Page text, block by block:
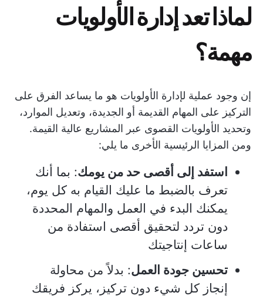
لماذا تعد إدارة الأولويات
مهمة؟
إن وجود عملية لإدارة الأولويات هو ما يساعد الفرق على
التركيز على المهام القديمة أو الجديدة، وتعديل الموارد،
وتحديد الأولويات القصوى عبر المشاريع عالية القيمة.
ومن المزايا الرئيسية الأخرى ما يلي:
استفد إلى أقصى حد من يومك: بما أنك
تعرف بالضبط ما عليك القيام به كل يوم،
يمكنك البدء في العمل والمهام المحددة
دون تردد لتحقيق أقصى استفادة من
ساعات إنتاجيتك
تحسين جودة العمل: بدلاً من محاولة
إنجاز كل شيء دون تركيز، يركز فريقك